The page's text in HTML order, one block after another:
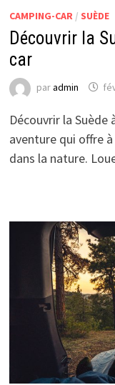
CAMPING-CAR / SUÈDE
Découvrir la
car
paradmin
Découvrir la Suède
aventure qui offre
dans la nature.